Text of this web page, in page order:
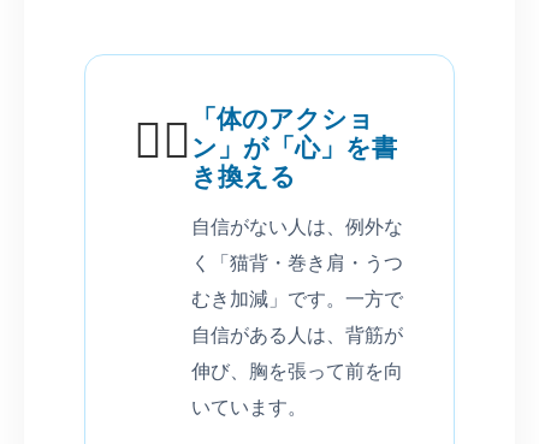
🧍‍♂️ 「体のアクショ
ン」が「心」を書
き換える
自信がない人は、例外な
く「猫背・巻き肩・うつ
むき加減」です。一方で
自信がある人は、背筋が
伸び、胸を張って前を向
いています。